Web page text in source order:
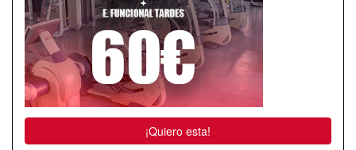
¡Quiero esta!